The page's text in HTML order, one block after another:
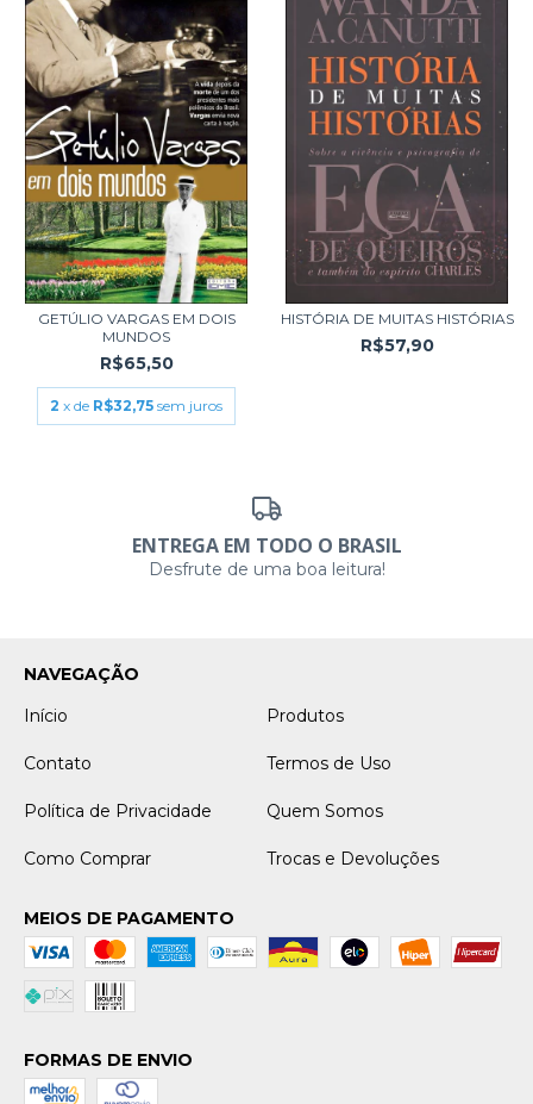
GETÚLIO VARGAS EM DOIS
MUNDOS
R$65,50
2 x de R$32,75 sem juros
HISTÓRIA DE MUITAS HISTÓRIAS
R$57,90
ENTREGA EM TODO O BRASIL
Desfrute de uma boa leitura!
NAVEGAÇÃO
Início
Produtos
Contato Termos de Uso
Política de Privacidade Quem Somos
Como Comprar Trocas e Devoluções
MEIOS DE PAGAMENTO
FORMAS DE ENVIO